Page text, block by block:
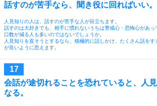
話すのが苦手なら、聞き役に回ればいい。
人見知りの人は、話すのが苦手な人が目立ちます。
話すのは大好きでも、相手に慣れないうちは警戒心・恐怖心があっ
口数が減る人も多いのではないでしょうか。
人見知りを直そうとするなら、積極的に話しかけ、たくさん話をす
が良いように思えます。
会話が途切れることを恐れていると、人
なる。